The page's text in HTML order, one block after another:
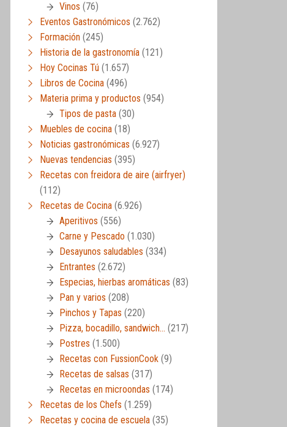
Vinos (76)
Eventos Gastronómicos (2.762)
Formación (245)
Historia de la gastronomía (121)
Hoy Cocinas Tú (1.657)
Libros de Cocina (496)
Materia prima y productos (954)
Tipos de pasta (30)
Muebles de cocina (18)
Noticias gastronómicas (6.927)
Nuevas tendencias (395)
Recetas con freidora de aire (airfryer)
(112)
Recetas de Cocina (6.926)
Aperitivos (556)
Carne y Pescado (1.030)
Desayunos saludables (334)
Entrantes (2.672)
Especias, hierbas aromáticas (83)
Pan y varios (208)
Pinchos y Tapas (220)
Pizza, bocadillo, sandwich… (217)
Postres (1.500)
Recetas con FussionCook (9)
Recetas de salsas (317)
Recetas en microondas (174)
Recetas de los Chefs (1.259)
Recetas y cocina de escuela (35)